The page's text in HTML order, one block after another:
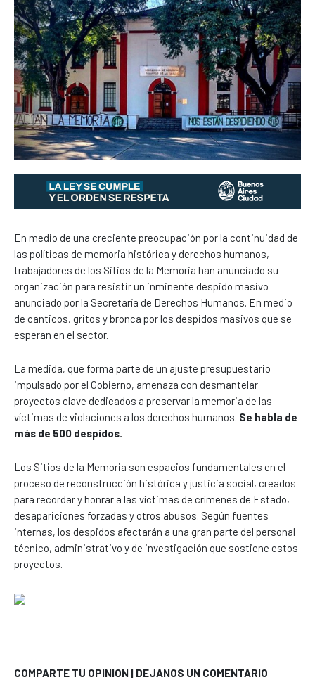
En medio de una creciente preocupación por la continuidad de
las políticas de memoria histórica y derechos humanos,
trabajadores de los Sitios de la Memoria han anunciado su
organización para resistir un inminente despido masivo
anunciado por la Secretaría de Derechos Humanos. En medio
de canticos, gritos y bronca por los despidos masivos que se
esperan en el sector.
La medida, que forma parte de un ajuste presupuestario
impulsado por el Gobierno, amenaza con desmantelar
proyectos clave dedicados a preservar la memoria de las
víctimas de violaciones a los derechos humanos. Se habla de
más de 500 despidos.
Los Sitios de la Memoria son espacios fundamentales en el
proceso de reconstrucción histórica y justicia social, creados
para recordar y honrar a las víctimas de crímenes de Estado,
desapariciones forzadas y otros abusos. Según fuentes
internas, los despidos afectarán a una gran parte del personal
técnico, administrativo y de investigación que sostiene estos
proyectos.
COMPARTE TU OPINION | DEJANOS UN COMENTARIO